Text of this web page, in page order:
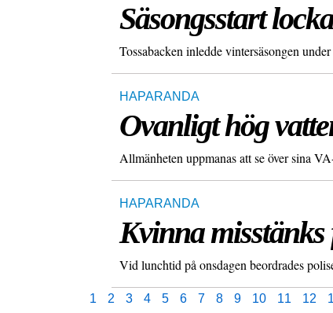
Säsongsstart
Tossabacken inledde vintersäsongen
HAPARANDA
Ovanligt hög
Allmänheten uppmanas att se över sina
HAPARANDA
Kvinna misstänks
Vid lunchtid på onsdagen beordrades
1 2 3 4 5 6 7 8 9 10 11 12